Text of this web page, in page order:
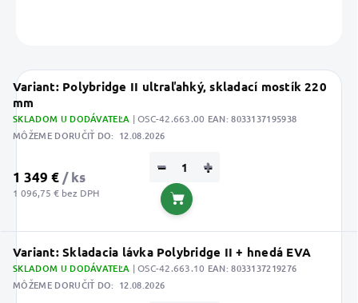
Variant: Polybridge II ultraľahký, skladací mostík 220
mm
SKLADOM U DODÁVATEĽA | OSC-42.663.00 EAN:8033137195938
MÔŽEME DORUČIŤ DO: 12.08.2026
1 349 € / ks
1 096,75 € bez DPH
+
−
Do košíka
Variant: Skladacia lávka Polybridge II + hnedá EVA
SKLADOM U DODÁVATEĽA | OSC-42.663.10 EAN:8033137219276
MÔŽEME DORUČIŤ DO: 12.08.2026